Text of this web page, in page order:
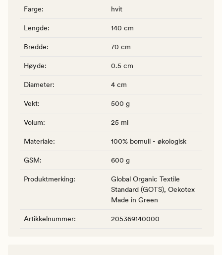
Farge: hvit
Lengde: 140 cm
Bredde: 70 cm
Høyde: 0.5 cm
Diameter: 4 cm
Vekt: 500 g
Volum: 25 ml
Materiale: 100% bomull - økologisk
GSM: 600 g
Produktmerking:
Global Organic Textile
Standard (GOTS), Oekotex
Made in Green
Artikkelnummer: 205369140000